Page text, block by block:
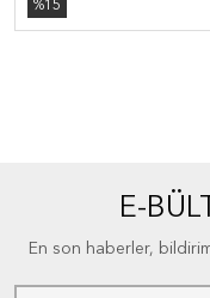
%15
E-
En son haberler,